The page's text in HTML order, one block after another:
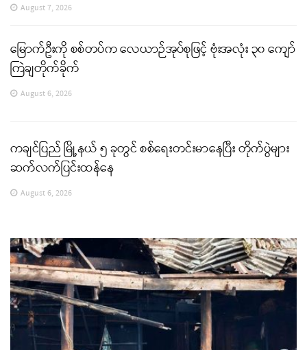
August 7, 2026
မြောက်ဦးကို စစ်တပ်က လေယာဉ်အုပ်စုဖြင့် ဗုံးအလုံး ၃၀ ကျော်
ကြဲချတိုက်ခိုက်
August 6, 2026
ကချင်ပြည် မြို့နယ် ၅ ခုတွင် စစ်ရေးတင်းမာနေပြီး တိုက်ပွဲများ
ဆက်လက်ပြင်းထန်နေ
August 6, 2026